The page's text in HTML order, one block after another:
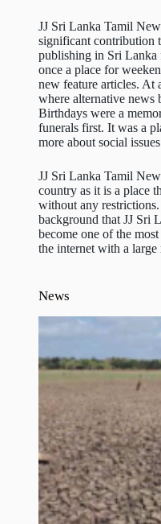
JJ Sri Lanka Tamil
significant contribution
publishing in Sri Lanka
once a place for
new feature articles. At
where alternative news
Birthdays were a
funerals first. It was a
more about social
JJ Sri Lanka Tamil
country as it is a place
without any
background that JJ Sri
become one of the
the internet with a large
News